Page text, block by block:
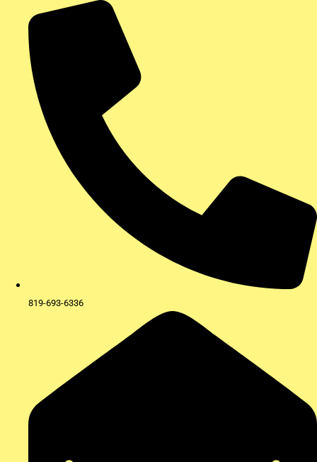
contenu
819-693-6336